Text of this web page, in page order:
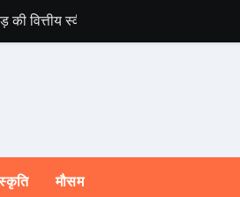
वित्तीय स्वीकृति।
किसी भेदभाव के अंतिम व्यक्ति तक पहुंचेगा:
का लोकार्पण एवं शिलान्यास किया
के दिए सख्त निर्देश
मौसम